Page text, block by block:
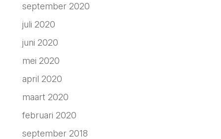
september 2020
juli 2020
juni 2020
mei 2020
april 2020
maart 2020
februari 2020
september 2018